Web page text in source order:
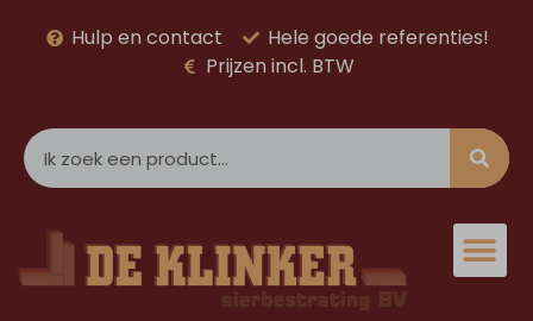
Hulp en contact
Hele goede referenties!
Prijzen incl. BTW